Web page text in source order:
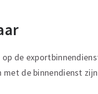
de
de binnendienst